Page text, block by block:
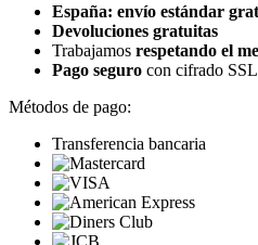
España: envío estándar
Devoluciones gratuitas
Trabajamos respetando el
Pago seguro con cifrado SSL
Métodos de pago:
Transferencia bancaria